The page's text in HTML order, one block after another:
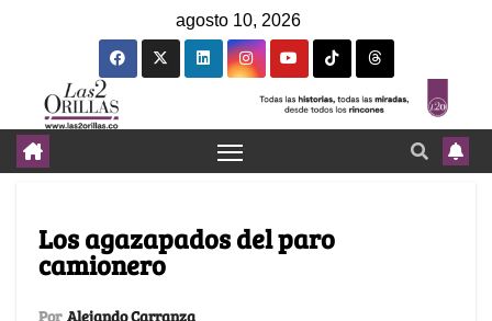
agosto 10, 2026
Los agazapados del paro
camionero
Por Alejando Carranza